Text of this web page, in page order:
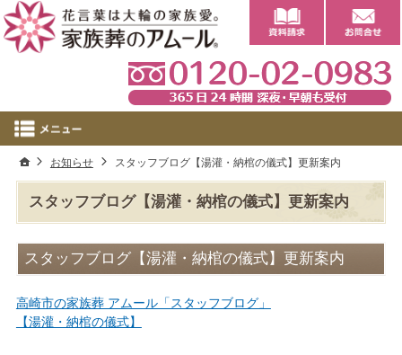
スタッフブログ【湯灌・納棺の儀式】更新案内
スタッフブログ【湯灌・納棺の儀式】更新案内
高崎市の家族葬 アムール「スタッフブログ」
【湯灌・納棺の儀式】
ホーム
お知らせ スタッフブログ【湯灌・納棺の儀式】更新案内